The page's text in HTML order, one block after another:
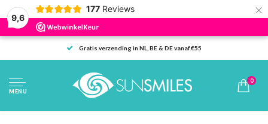
9,6
177 Reviews ×
Gratis verzending in NL, BE & DE vanaf €55
MENU
0